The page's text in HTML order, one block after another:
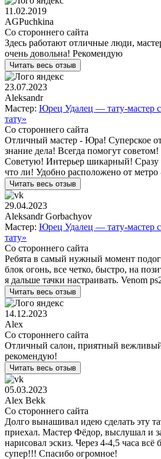
11.02.2019
AGPuchkina
Со стороннего сайта
Здесь работают отличные люди,
очень довольна! Рекомендую
Читать весь отзыв
23.07.2023
Aleksandr
Мастер: Юрец Удалец — тату-мастер
тату»
Со стороннего сайта
Отличный мастер - Юра! Суперское
знание дела! Всегда помогут
Советую! Интерьер шикарный! Сразу
что ли! Удобно расположено от
Читать весь отзыв
29.04.2023
Aleksandr Gorbachyov
Мастер: Юрец Удалец — тату-мастер
тату»
Со стороннего сайта
Ребята в самый нужный момент
блок огонь, все четко, быстро, на
я дальше тачки настраивать. Venom
Читать весь отзыв
14.12.2023
Alex
Со стороннего сайта
Отличный салон, приятный
рекомендую!
Читать весь отзыв
05.03.2023
Alex Bekk
Со стороннего сайта
Долго вынашивал идею сделать эту
приехал. Мастер Фёдор, выслушал и
нарисовал эскиз. Через 4-4,5 часа
супер!!! Спасибо огромное!